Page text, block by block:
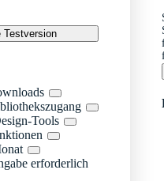
Testversion
Tools
erforderlich